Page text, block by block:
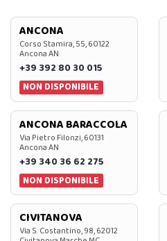
ANCONA
Corso Stamira, 55, 60122
Ancona AN
+39 392 80 30 015
NON DISPONIBILE
ANCONA BARACCOLA
Via Pietro Filonzi, 60131
Ancona AN
+39 340 36 62 275
NON DISPONIBILE
CIVITANOVA
Via S. Costantino, 98, 62012